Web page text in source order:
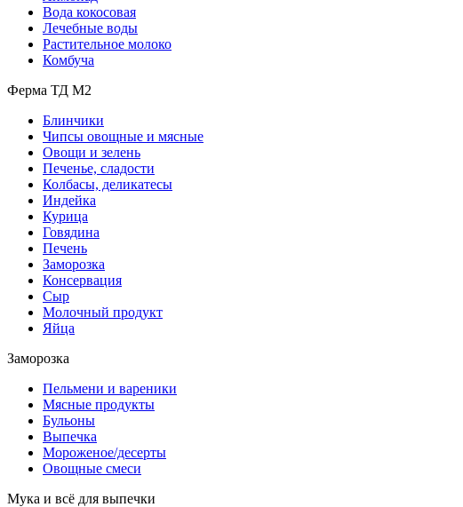
Вода кокосовая
Лечебные воды
Растительное молоко
Комбуча
Ферма ТД М2
Блинчики
Чипсы овощные и мясные
Овощи и зелень
Печенье, сладости
Колбасы, деликатесы
Индейка
Курица
Говядина
Печень
Заморозка
Консервация
Сыр
Молочный продукт
Яйца
Заморозка
Пельмени и вареники
Мясные продукты
Бульоны
Выпечка
Мороженое/десерты
Овощные смеси
Мука и всё для выпечки